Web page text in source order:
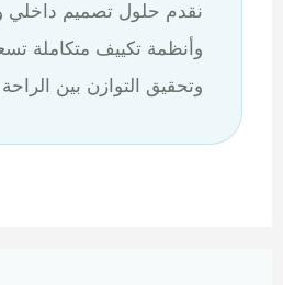
نقدم حلول تصميم داخلي
وأنظمة تكييف متكاملة
وتحقيق التوازن بين